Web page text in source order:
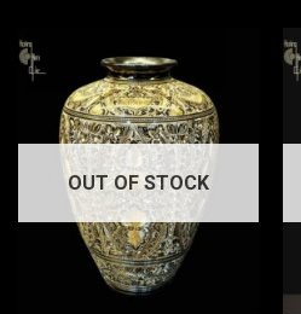
OUT OF STOCK